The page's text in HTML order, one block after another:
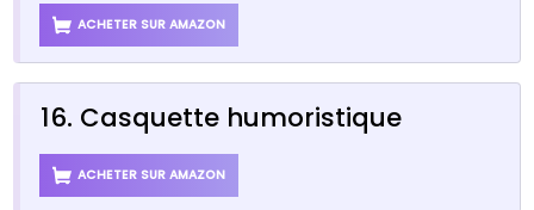
ACHETER SUR AMAZON
16. Casquette humoristique
ACHETER SUR AMAZON